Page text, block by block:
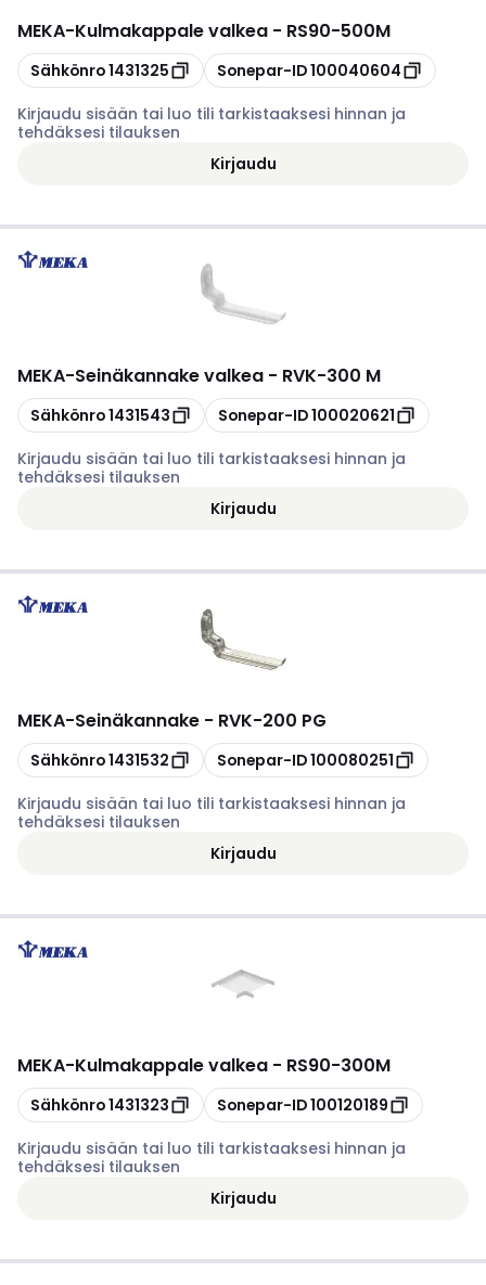
MEKA-Kulmakappale valkea - RS90-500M
Kopioi
Sähkönro1431325 Kopioi
Sonepar-ID100040604
Kirjaudu sisään tai luo tili tarkistaaksesi hinnan ja
tehdäksesi tilauksen
Kirjaudu
MEKA-Seinäkannake valkea - RVK-300 M
Kopioi
Sähkönro1431543 Kopioi
Sonepar-ID100020621
Kirjaudu sisään tai luo tili tarkistaaksesi hinnan ja
tehdäksesi tilauksen
Kirjaudu
MEKA-Seinäkannake - RVK-200 PG
Kopioi
Sähkönro1431532 Kopioi
Sonepar-ID100080251
Kirjaudu sisään tai luo tili tarkistaaksesi hinnan ja
tehdäksesi tilauksen
Kirjaudu
MEKA-Kulmakappale valkea - RS90-300M
Kopioi
Sähkönro1431323 Kopioi
Sonepar-ID100120189
Kirjaudu sisään tai luo tili tarkistaaksesi hinnan ja
tehdäksesi tilauksen
Kirjaudu